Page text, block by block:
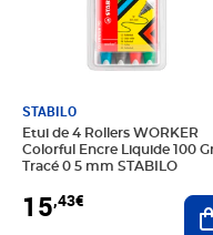
STABILO
Etui de 4 Rollers WORKER
Colorful Encre Liquide 100 Grip
Tracé 0 5 mm STABILO
15,43€